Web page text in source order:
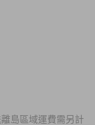
島區域運費需另計